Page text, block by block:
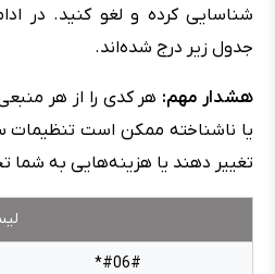
شناسایی کرده و لغو کنید. در
جدول زیر درج شده‌اند.
هشدار مهم: هر کدی را از هر
یا ناشناخته ممکن است تنظیمات
تغییر دهند یا هزینه‌هایی به شما
#06#*